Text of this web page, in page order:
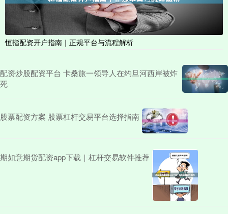
恒指配资开户指南｜正规平台与流程解析
配资炒股配资平台 卡桑旅一领导人在约旦河西岸被炸
死
股票配资方案 股票杠杆交易平台选择指南
期如意期货配资app下载｜杠杆交易软件推荐